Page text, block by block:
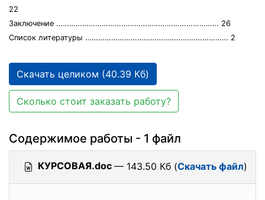
22
Заключение ………………………………………………………………… 26
Список литературы ………………………………………………………… 2
Скачать целиком (40.39 Кб)
Сколько стоит заказать работу?
Содержимое работы - 1 файл
КУРСОВАЯ.doc — 143.50 Кб (Скачать файл)